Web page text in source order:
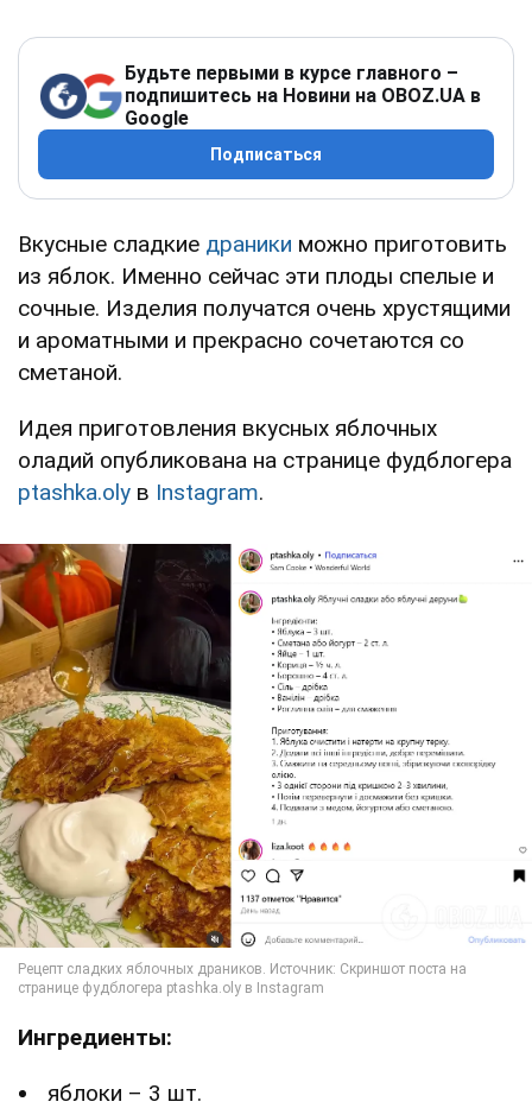
Будьте первыми в курсе главного –
подпишитесь на Новини на OBOZ.UA в
Google
Подписаться
Вкусные сладкие драники можно приготовить
из яблок. Именно сейчас эти плоды спелые и
сочные. Изделия получатся очень хрустящими
и ароматными и прекрасно сочетаются со
сметаной.
Идея приготовления вкусных яблочных
оладий опубликована на странице фудблогера
ptashka.oly в Instagram.
Ингредиенты:
яблоки – 3 шт.